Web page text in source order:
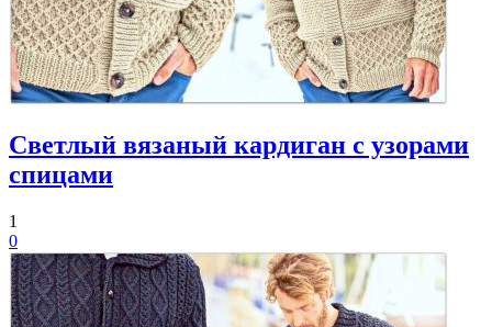
Светлый вязаный кардиган с узорами
спицами
1
0